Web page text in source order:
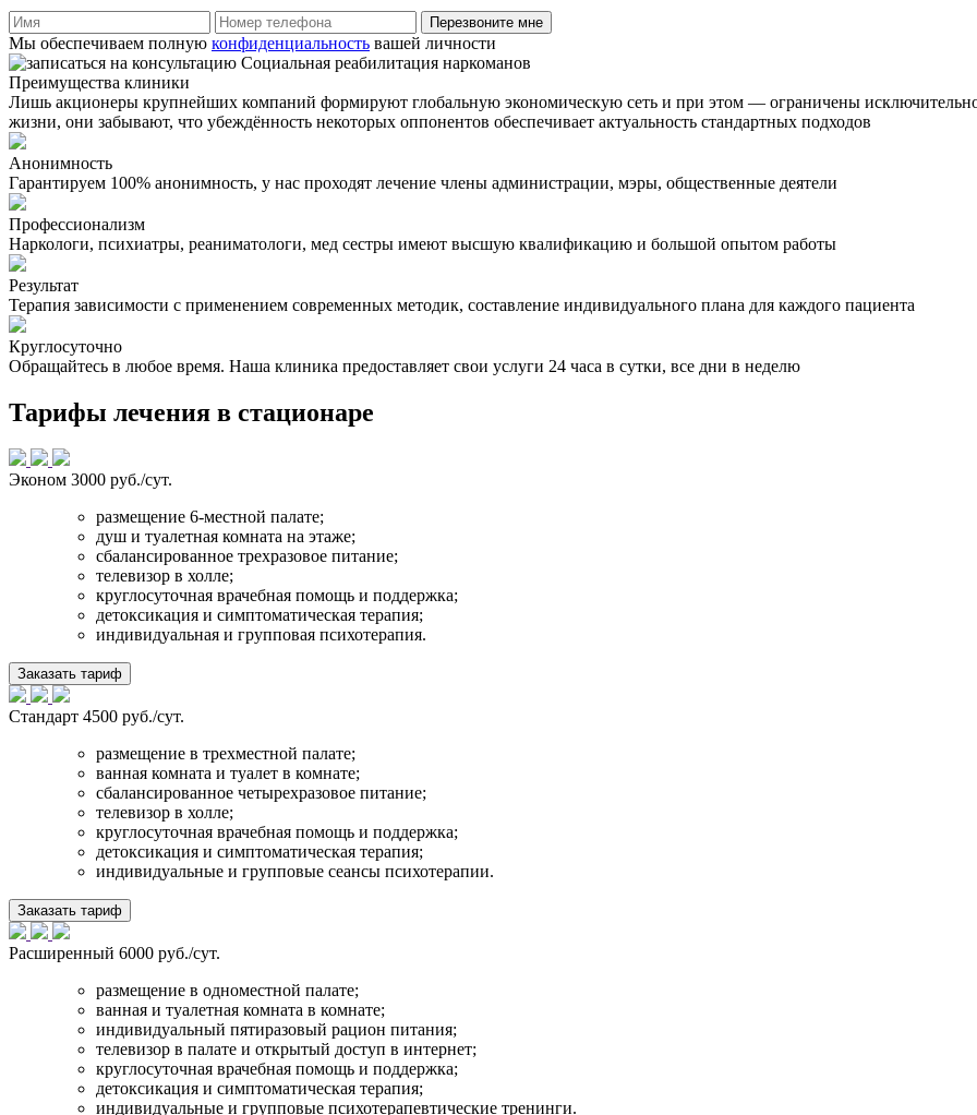
Перезвоните мне
Мы обеспечиваем полную конфиденциальность вашей личности
Преимущества клиники
Лишь акционеры крупнейших компаний формируют глобальную экономическую сеть и при этом — ограничены
жизни, они забывают, что убеждённость некоторых оппонентов обеспечивает актуальность стандартных подходов
Анонимность
Гарантируем 100% анонимность, у нас проходят лечение члены администрации, мэры, общественные деятели
Профессионализм
Наркологи, психиатры, реаниматологи, мед сестры имеют высшую квалификацию и большой опытом работы
Результат
Терапия зависимости с применением современных методик, составление индивидуального плана для каждого пациента
Круглосуточно
Обращайтесь в любое время. Наша клиника предоставляет свои услуги 24 часа в сутки, все дни в неделю
Тарифы лечения в стационаре
Эконом 3000 руб./сут.
размещение 6-местной палате;
душ и туалетная комната на этаже;
сбалансированное трехразовое питание;
телевизор в холле;
круглосуточная врачебная помощь и поддержка;
детоксикация и симптоматическая терапия;
индивидуальная и групповая психотерапия.
Заказать тариф
Стандарт 4500 руб./сут.
размещение в трехместной палате;
ванная комната и туалет в комнате;
сбалансированное четырехразовое питание;
телевизор в холле;
круглосуточная врачебная помощь и поддержка;
детоксикация и симптоматическая терапия;
индивидуальные и групповые сеансы психотерапии.
Заказать тариф
Расширенный 6000 руб./сут.
размещение в одноместной палате;
ванная и туалетная комната в комнате;
индивидуальный пятиразовый рацион питания;
телевизор в палате и открытый доступ в интернет;
круглосуточная врачебная помощь и поддержка;
детоксикация и симптоматическая терапия;
индивидуальные и групповые психотерапевтические тренинги.